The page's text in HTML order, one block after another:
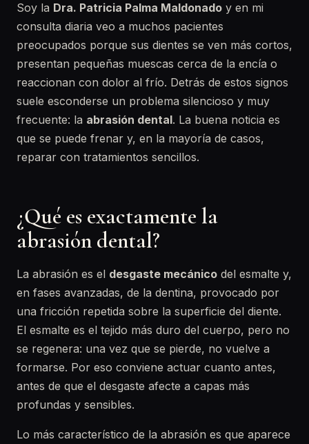
Soy la Dra. Patricia Palma Maldonado y en mi
consulta diaria veo a muchos pacientes
preocupados porque sus dientes se ven más cortos,
presentan pequeñas muescas cerca de la encía o
reaccionan con dolor al frío. Detrás de estos signos
suele esconderse un problema silencioso y muy
frecuente: la abrasión dental. La buena noticia es
que se puede frenar y, en la mayoría de casos,
reparar con tratamientos sencillos.
¿Qué es exactamente la
abrasión dental?
La abrasión es el desgaste mecánico del esmalte y,
en fases avanzadas, de la dentina, provocado por
una fricción repetida sobre la superficie del diente.
El esmalte es el tejido más duro del cuerpo, pero no
se regenera: una vez que se pierde, no vuelve a
formarse. Por eso conviene actuar cuanto antes,
antes de que el desgaste afecte a capas más
profundas y sensibles.
Lo más característico de la abrasión es que aparece